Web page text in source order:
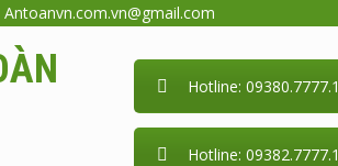
Antoanvn.com.vn@gmail.com
Hotline: 09380.7777.1
Hotline: 09382.7777.1